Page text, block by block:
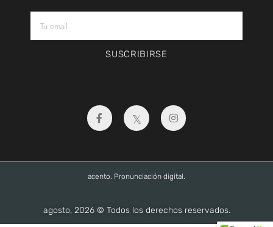
SUSCRIBIRSE
acento. Pronunciación digital.
agosto, 2026 © Todos los derechos reservados.